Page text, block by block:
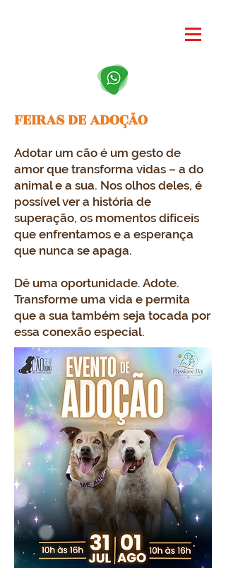
FEIRAS DE ADOÇÃO
Adotar um cão é um gesto de
amor que transforma vidas – a do
animal e a sua. Nos olhos deles, é
possível ver a história de
superação, os momentos difíceis
que enfrentamos e a esperança
que nunca se apaga.
Dê uma oportunidade. Adote.
Transforme uma vida e permita
que a sua também seja tocada por
essa conexão especial.